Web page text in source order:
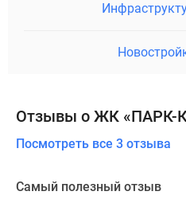
Отзывы о ЖК «ПАРК-
Посмотреть все 3 отзыва
Самый полезный отзыв